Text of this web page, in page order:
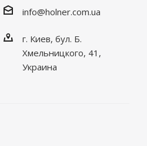
info@holner.com.ua
г. Киев, бул. Б.
Хмельницкого, 41,
Украина